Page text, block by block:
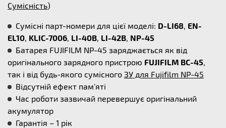
Сумісність)
Сумісні парт-номери для цієї моделі: D-LI68, EN-
EL10, KLIC-7006, LI-40B, LI-42B, NP-45
Батарея FUJIFILM NP-45 заряджається як від
оригінального зарядного пристрою FUJIFILM BC-45,
так і від будь-якого сумісного ЗУ для Fujifilm NP-45
Відсутній ефект пам'яті
Час роботи зазвичай перевершує оригінальний
акумулятор
Гарантія – 1 рік